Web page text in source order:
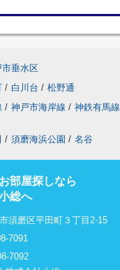
市垂水区
/ 白川台 / 松野通
/ 神戸市海岸線 / 神鉄有馬線
/ 須磨海浜公園 / 名谷
部屋探しなら
総へ
須磨区平田町３丁目2-15
7091
7092